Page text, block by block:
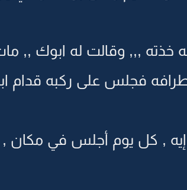
فجلس على ركبه قدام
, كل يوم أجلس في مكان ,